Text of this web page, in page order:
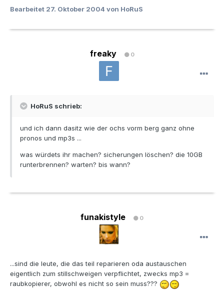
Bearbeitet 27. Oktober 2004 von HoRuS
freaky 0
HoRuS schrieb:
und ich dann dasitz wie der ochs vorm berg ganz ohne
pronos und mp3s ...
was würdets ihr machen? sicherungen löschen? die 10GB
runterbrennen? warten? bis wann?
funakistyle 0
...sind die leute, die das teil reparieren oda austauschen
eigentlich zum stillschweigen verpflichtet, zwecks mp3 =
raubkopierer, obwohl es nicht so sein muss???